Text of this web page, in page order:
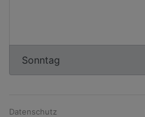
Sonntag
Datenschutz